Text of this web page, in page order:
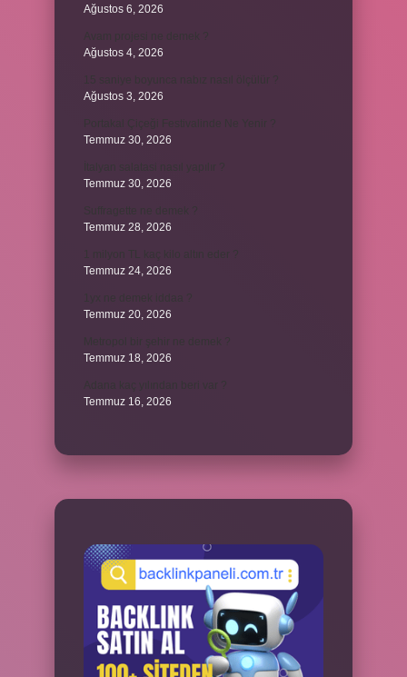
Ağustos 6, 2026
Ağustos 4, 2026
Ağustos 3, 2026
Temmuz 30, 2026
Temmuz 30, 2026
Temmuz 28, 2026
Temmuz 24, 2026
Temmuz 20, 2026
Temmuz 18, 2026
Temmuz 16, 2026